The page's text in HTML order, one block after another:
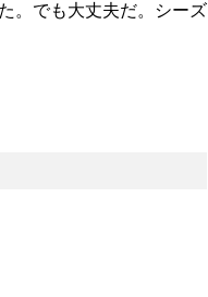
。でも大丈夫だ。シーズ